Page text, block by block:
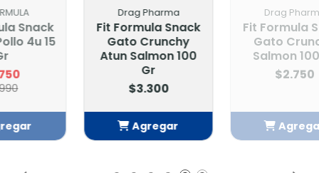
Fit Formula Snack
Gato Crunchy
Atun Salmon 100
Fit Formula Snack
Gato Crunchy
Salmon 100 Gr